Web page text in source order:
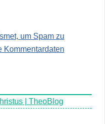
um Spam zu
Kommentardaten
| TheoBlog